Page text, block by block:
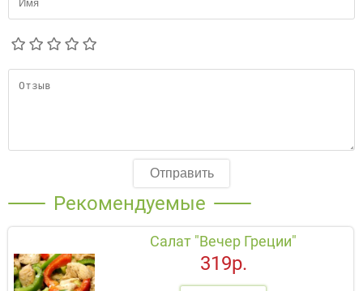
Отправить
Рекомендуемые
Салат "Вечер Греции"
319р.